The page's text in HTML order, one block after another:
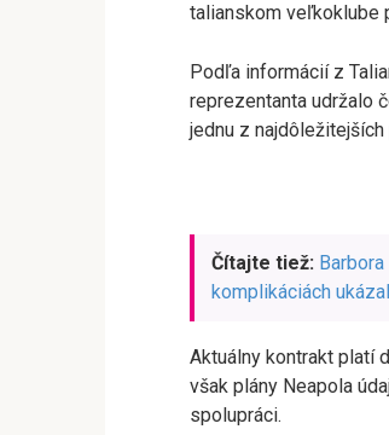
talianskom veľkoklube
Podľa informácií z
reprezentanta udržalo
jednu z
Čítajte tiež:
komplikáciách
Aktuálny kontrakt platí
však plány Neapola
spolupráci.